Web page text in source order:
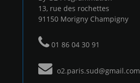
13, rue des rochettes
91150 Morigny Champigny
01 86 04 30 91
o2.paris.sud@gmail.com